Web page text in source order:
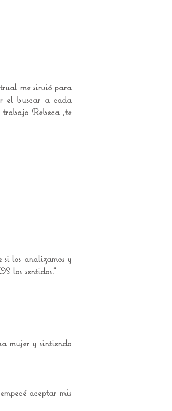
me sirvió para
el buscar a cada
Rebeca ,te
si los analizamos y
los sentidos."
mujer y sintiendo
aceptar mis